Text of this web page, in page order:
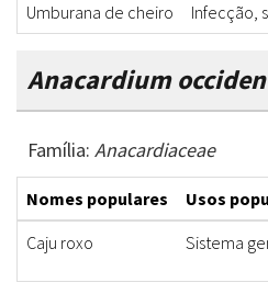
Umburana de cheiro
Infecção,
Anacardium
Família: Anacardiaceae
Nomes populares Usos
Caju roxo
Sistema